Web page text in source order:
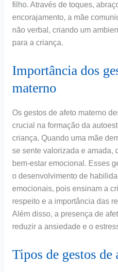
filho. Através de toques,
encorajamento, a mãe
não verbal, criando um
para a criança.
Importância dos
materno
Os gestos de afeto materno
crucial na formação da
criança. Quando uma mãe
se sente valorizada e amada,
bem-estar emocional. Esses
o desenvolvimento de
emocionais, pois ensinam a
respeito e a importância das
Além disso, a presença de
reduzir a ansiedade e o
Tipos de gestos de